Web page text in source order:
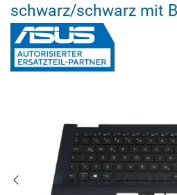
schwarz/schwarz mit